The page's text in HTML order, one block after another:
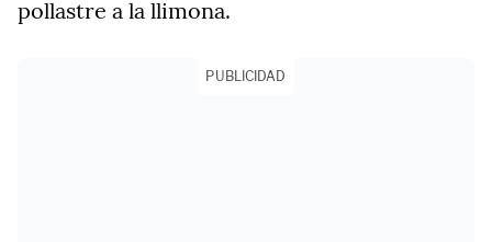
pollastre a la llimona.
PUBLICIDAD